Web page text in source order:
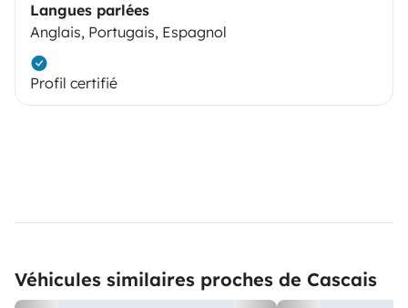
Langues parlées
Anglais, Portugais, Espagnol
Profil certifié
Véhicules similaires proches de Cascais